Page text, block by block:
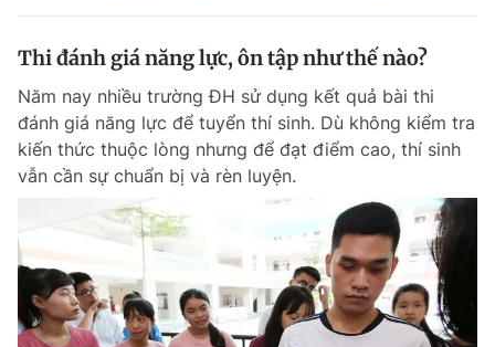
Thi đánh giá năng lực, ôn tập như thế nào?
Năm nay nhiều trường ĐH sử dụng kết quả bài thi
đánh giá năng lực để tuyển thí sinh. Dù không kiểm tra
kiến thức thuộc lòng nhưng để đạt điểm cao, thí sinh
vẫn cần sự chuẩn bị và rèn luyện.